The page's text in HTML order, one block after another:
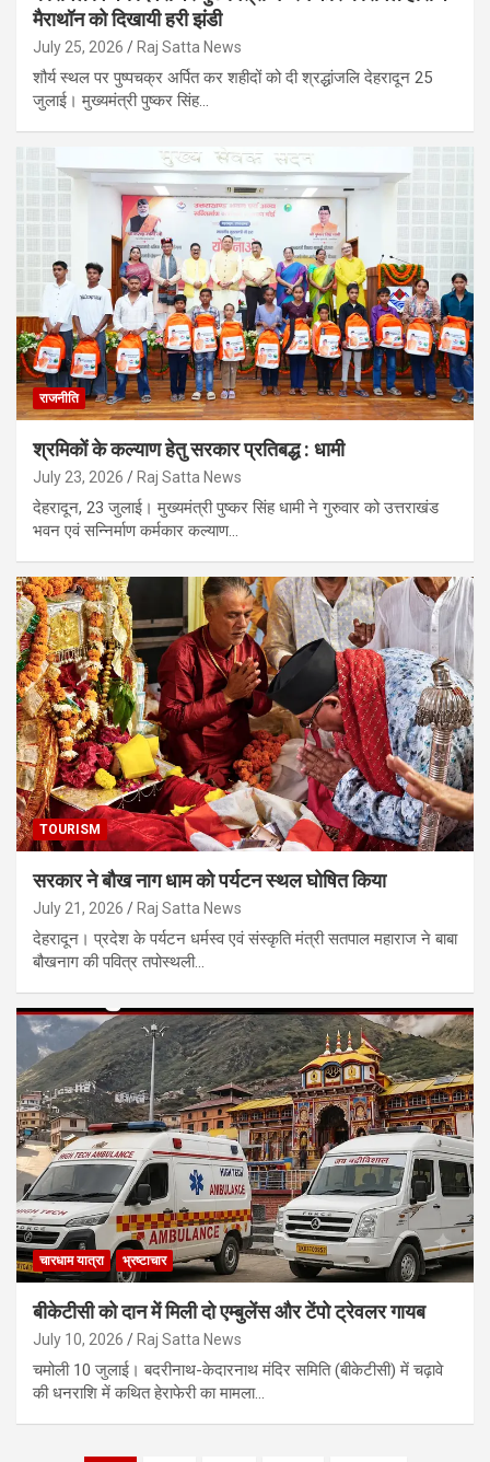
मैराथॉन को दिखायी हरी झंडी
July 25, 2026 Raj Satta News
शौर्य स्थल पर पुष्पचक्र अर्पित कर शहीदों को दी श्रद्धांजलि देहरादून 25
जुलाई। मुख्यमंत्री पुष्कर सिंह…
राजनीति
श्रमिकों के कल्याण हेतु सरकार प्रतिबद्ध : धामी
July 23, 2026 Raj Satta News
देहरादून, 23 जुलाई। मुख्यमंत्री पुष्कर सिंह धामी ने गुरुवार को उत्तराखंड
भवन एवं सन्निर्माण कर्मकार कल्याण…
TOURISM
सरकार ने बौख नाग धाम को पर्यटन स्थल घोषित किया
July 21, 2026 Raj Satta News
देहरादून। प्रदेश के पर्यटन धर्मस्व एवं संस्कृति मंत्री सतपाल महाराज ने बाबा
बौखनाग की पवित्र तपोस्थली…
चारधाम यात्रा भ्रष्टाचार
बीकेटीसी को दान में मिली दो एम्बुलेंस और टेंपो ट्रेवलर गायब
July 10, 2026 Raj Satta News
चमोली 10 जुलाई। बदरीनाथ-केदारनाथ मंदिर समिति (बीकेटीसी) में चढ़ावे
की धनराशि में कथित हेराफेरी का मामला…